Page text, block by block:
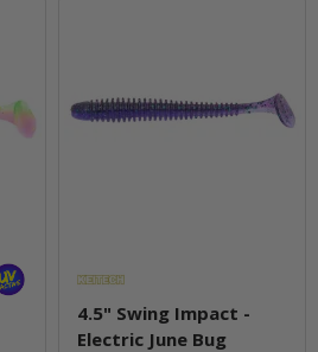
4.5" Swing Impact -
Electric June Bug